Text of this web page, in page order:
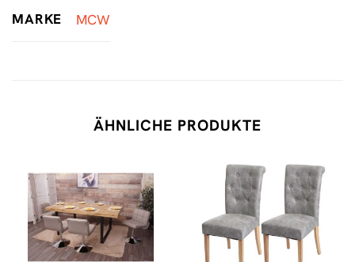
MARKE MCW
ÄHNLICHE PRODUKTE